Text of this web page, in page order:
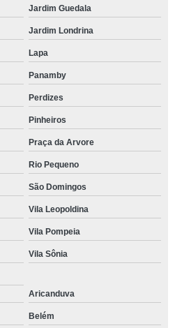
Jardim Guedala
Jardim Londrina
Lapa
Panamby
Perdizes
Pinheiros
Praça da Arvore
Rio Pequeno
São Domingos
Vila Leopoldina
Vila Pompeia
Vila Sônia
Aricanduva
Belém